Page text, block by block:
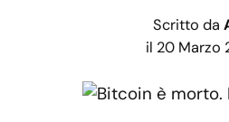
Scritto da
il 20 Marzo